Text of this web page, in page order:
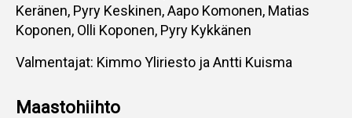
Keränen, Pyry Keskinen, Aapo Komonen, Matias
Koponen, Olli Koponen, Pyry Kykkänen
Valmentajat: Kimmo Yliriesto ja Antti Kuisma
Maastohiihto